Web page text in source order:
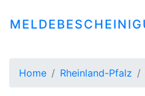
Home Rheinland-Pfalz